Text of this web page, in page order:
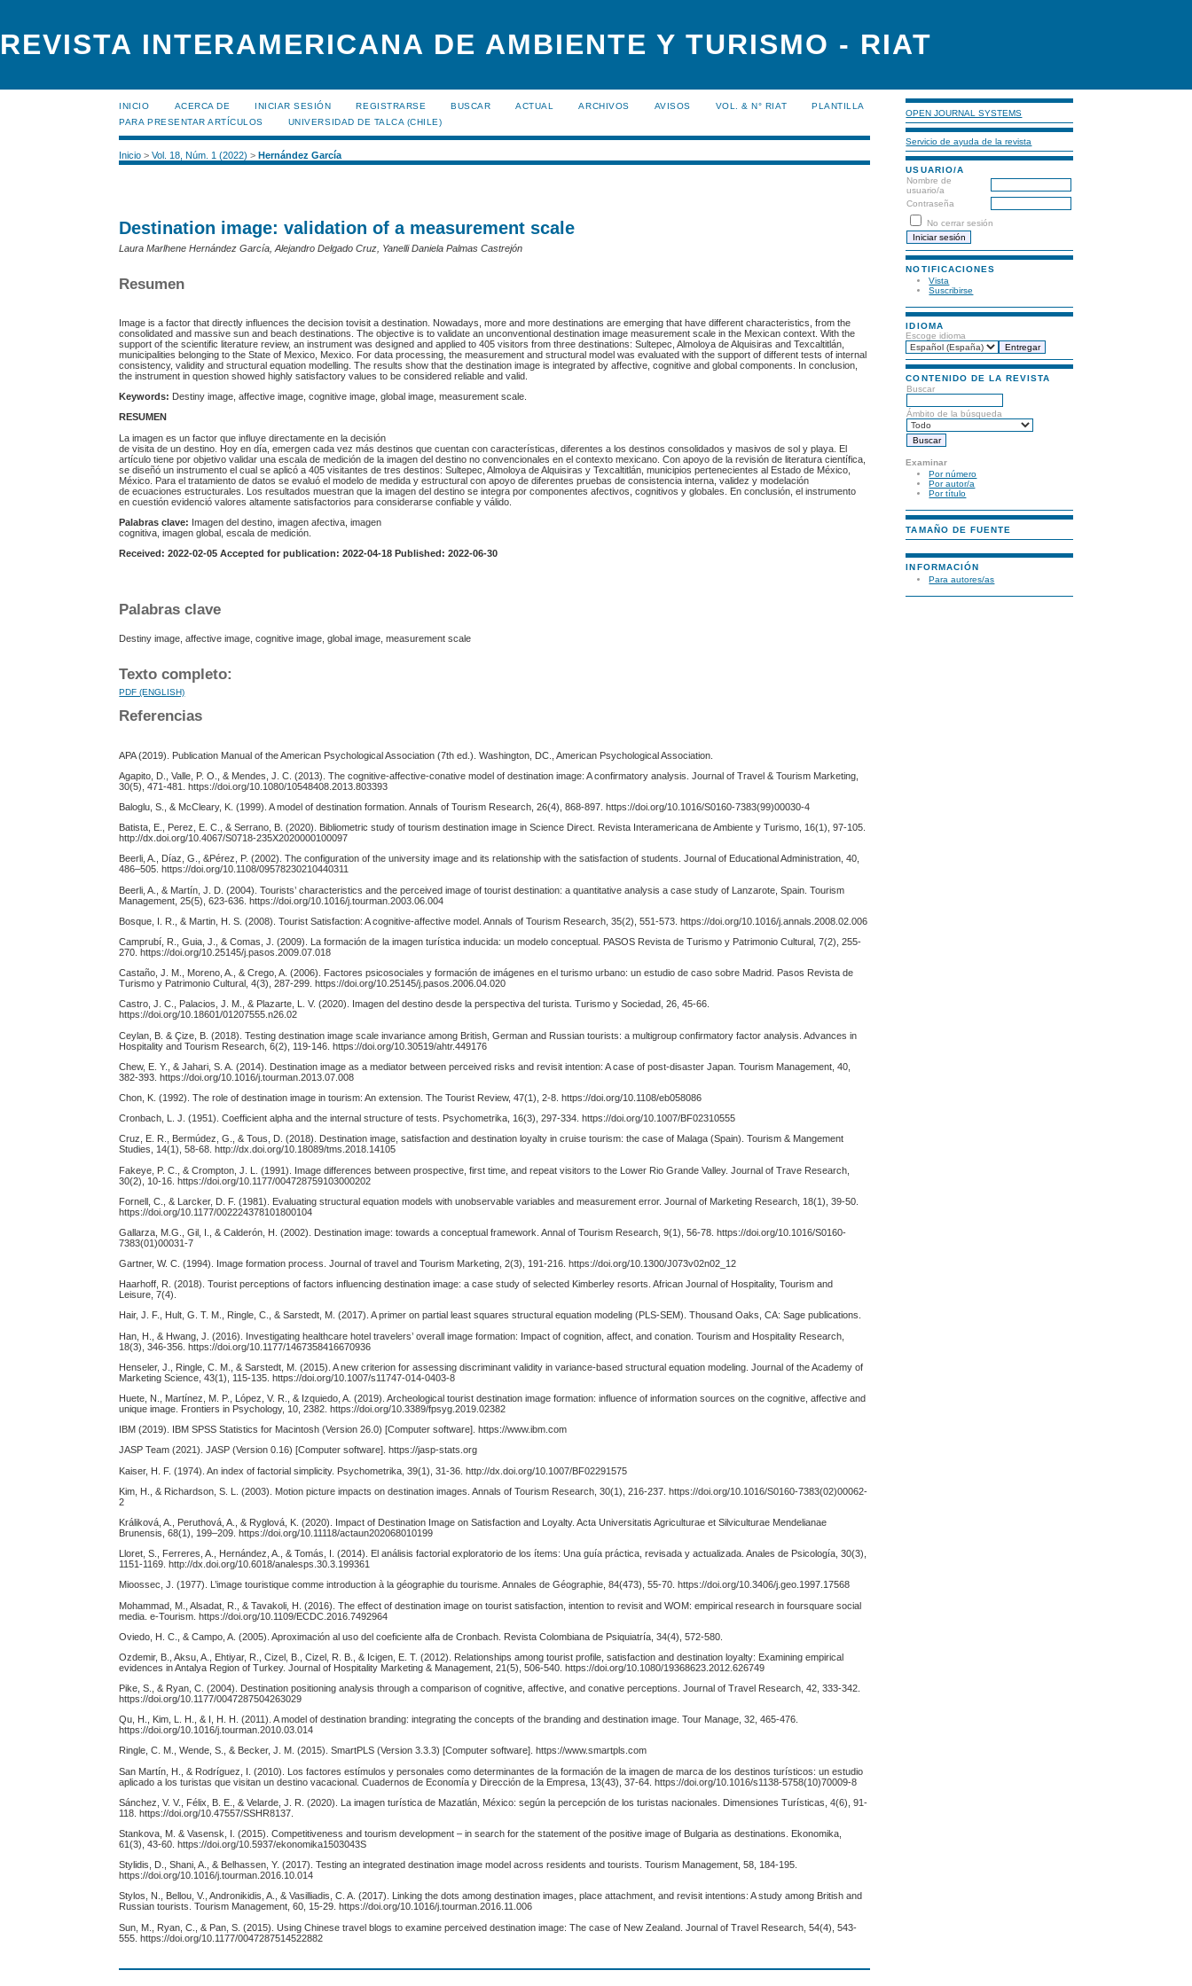
REVISTA INTERAMERICANA DE AMBIENTE Y TURISMO - RIAT
OPEN JOURNAL SYSTEMS
Servicio de ayuda de la revista
USUARIO/A
Nombre de
usuario/a
Contraseña
No cerrar sesión
NOTIFICACIONES
Vista
Suscribirse
IDIOMA
Escoge idioma
CONTENIDO DE LA REVISTA
Buscar
Ámbito de la búsqueda
Examinar
Por número
Por autor/a
Por título
TAMAÑO DE FUENTE
INFORMACIÓN
Para autores/as
INICIO ACERCA DE INICIAR SESIÓN REGISTRARSE BUSCAR ACTUAL ARCHIVOS AVISOS VOL. & N° RIAT
PLANTILLA
PARA PRESENTAR ARTÍCULOS
UNIVERSIDAD DE TALCA (CHILE)
Inicio >Vol. 18, Núm. 1 (2022) >Hernández García
Destination image: validation of a measurement scale
Laura Marlhene Hernández García, Alejandro Delgado Cruz, Yanelli Daniela Palmas Castrejón
Resumen
Image is a factor that directly influences the decision tovisit a destination. Nowadays, more and more destinations are emerging that have different characteristics, from the
consolidated and massive sun and beach destinations. The objective is to validate an unconventional destination image measurement scale in the Mexican context. With the
support of the scientific literature review, an instrument was designed and applied to 405 visitors from three destinations: Sultepec, Almoloya de Alquisiras and Texcaltitlán,
municipalities belonging to the State of Mexico, Mexico. For data processing, the measurement and structural model was evaluated with the support of different tests of internal
consistency, validity and structural equation modelling. The results show that the destination image is integrated by affective, cognitive and global components. In conclusion,
the instrument in question showed highly satisfactory values to be considered reliable and valid.
Keywords: Destiny image, affective image, cognitive image, global image, measurement scale.
RESUMEN
La imagen es un factor que influye directamente en la decisión
de visita de un destino. Hoy en día, emergen cada vez más destinos que cuentan con características, diferentes a los destinos consolidados y masivos de sol y playa. El
artículo tiene por objetivo validar una escala de medición de la imagen del destino no convencionales en el contexto mexicano. Con apoyo de la revisión de literatura científica,
se diseñó un instrumento el cual se aplicó a 405 visitantes de tres destinos: Sultepec, Almoloya de Alquisiras y Texcaltitlán, municipios pertenecientes al Estado de México,
México. Para el tratamiento de datos se evaluó el modelo de medida y estructural con apoyo de diferentes pruebas de consistencia interna, validez y modelación
de ecuaciones estructurales. Los resultados muestran que la imagen del destino se integra por componentes afectivos, cognitivos y globales. En conclusión, el instrumento
en cuestión evidenció valores altamente satisfactorios para considerarse confiable y válido.
Palabras clave: Imagen del destino, imagen afectiva, imagen
cognitiva, imagen global, escala de medición.
Received: 2022-02-05 Accepted for publication: 2022-04-18 Published: 2022-06-30
Palabras clave
Destiny image, affective image, cognitive image, global image, measurement scale
Texto completo:
PDF (ENGLISH)
Referencias
APA (2019). Publication Manual of the American Psychological Association (7th ed.). Washington, DC., American Psychological Association.
Agapito, D., Valle, P. O., & Mendes, J. C. (2013). The cognitive-affective-conative model of destination image: A confirmatory analysis. Journal of Travel & Tourism Marketing,
30(5), 471-481. https://doi.org/10.1080/10548408.2013.803393
Baloglu, S., & McCleary, K. (1999). A model of destination formation. Annals of Tourism Research, 26(4), 868-897. https://doi.org/10.1016/S0160-7383(99)00030-4
Batista, E., Perez, E. C., & Serrano, B. (2020). Bibliometric study of tourism destination image in Science Direct. Revista Interamericana de Ambiente y Turismo, 16(1), 97-105.
http://dx.doi.org/10.4067/S0718-235X2020000100097
Beerli, A., Díaz, G., &Pérez, P. (2002). The configuration of the university image and its relationship with the satisfaction of students. Journal of Educational Administration, 40,
486–505. https://doi.org/10.1108/09578230210440311
Beerli, A., & Martín, J. D. (2004). Tourists’ characteristics and the perceived image of tourist destination: a quantitative analysis a case study of Lanzarote, Spain. Tourism
Management, 25(5), 623-636. https://doi.org/10.1016/j.tourman.2003.06.004
Bosque, I. R., & Martin, H. S. (2008). Tourist Satisfaction: A cognitive-affective model. Annals of Tourism Research, 35(2), 551-573. https://doi.org/10.1016/j.annals.2008.02.006
Camprubí, R., Guia, J., & Comas, J. (2009). La formación de la imagen turística inducida: un modelo conceptual. PASOS Revista de Turismo y Patrimonio Cultural, 7(2), 255-
270. https://doi.org/10.25145/j.pasos.2009.07.018
Castaño, J. M., Moreno, A., & Crego, A. (2006). Factores psicosociales y formación de imágenes en el turismo urbano: un estudio de caso sobre Madrid. Pasos Revista de
Turismo y Patrimonio Cultural, 4(3), 287-299. https://doi.org/10.25145/j.pasos.2006.04.020
Castro, J. C., Palacios, J. M., & Plazarte, L. V. (2020). Imagen del destino desde la perspectiva del turista. Turismo y Sociedad, 26, 45-66.
https://doi.org/10.18601/01207555.n26.02
Ceylan, B. & Çize, B. (2018). Testing destination image scale invariance among British, German and Russian tourists: a multigroup confirmatory factor analysis. Advances in
Hospitality and Tourism Research, 6(2), 119-146. https://doi.org/10.30519/ahtr.449176
Chew, E. Y., & Jahari, S. A. (2014). Destination image as a mediator between perceived risks and revisit intention: A case of post-disaster Japan. Tourism Management, 40,
382-393. https://doi.org/10.1016/j.tourman.2013.07.008
Chon, K. (1992). The role of destination image in tourism: An extension. The Tourist Review, 47(1), 2-8. https://doi.org/10.1108/eb058086
Cronbach, L. J. (1951). Coefficient alpha and the internal structure of tests. Psychometrika, 16(3), 297-334. https://doi.org/10.1007/BF02310555
Cruz, E. R., Bermúdez, G., & Tous, D. (2018). Destination image, satisfaction and destination loyalty in cruise tourism: the case of Malaga (Spain). Tourism & Mangement
Studies, 14(1), 58-68. http://dx.doi.org/10.18089/tms.2018.14105
Fakeye, P. C., & Crompton, J. L. (1991). Image differences between prospective, first time, and repeat visitors to the Lower Rio Grande Valley. Journal of Trave Research,
30(2), 10-16. https://doi.org/10.1177/004728759103000202
Fornell, C., & Larcker, D. F. (1981). Evaluating structural equation models with unobservable variables and measurement error. Journal of Marketing Research, 18(1), 39-50.
https://doi.org/10.1177/002224378101800104
Gallarza, M.G., Gil, I., & Calderón, H. (2002). Destination image: towards a conceptual framework. Annal of Tourism Research, 9(1), 56-78. https://doi.org/10.1016/S0160-
7383(01)00031-7
Gartner, W. C. (1994). Image formation process. Journal of travel and Tourism Marketing, 2(3), 191-216. https://doi.org/10.1300/J073v02n02_12
Haarhoff, R. (2018). Tourist perceptions of factors influencing destination image: a case study of selected Kimberley resorts. African Journal of Hospitality, Tourism and
Leisure, 7(4).
Hair, J. F., Hult, G. T. M., Ringle, C., & Sarstedt, M. (2017). A primer on partial least squares structural equation modeling (PLS-SEM). Thousand Oaks, CA: Sage publications.
Han, H., & Hwang, J. (2016). Investigating healthcare hotel travelers’ overall image formation: Impact of cognition, affect, and conation. Tourism and Hospitality Research,
18(3), 346-356. https://doi.org/10.1177/1467358416670936
Henseler, J., Ringle, C. M., & Sarstedt, M. (2015). A new criterion for assessing discriminant validity in variance-based structural equation modeling. Journal of the Academy of
Marketing Science, 43(1), 115-135. https://doi.org/10.1007/s11747-014-0403-8
Huete, N., Martínez, M. P., López, V. R., & Izquiedo, A. (2019). Archeological tourist destination image formation: influence of information sources on the cognitive, affective and
unique image. Frontiers in Psychology, 10, 2382. https://doi.org/10.3389/fpsyg.2019.02382
IBM (2019). IBM SPSS Statistics for Macintosh (Version 26.0) [Computer software]. https://www.ibm.com
JASP Team (2021). JASP (Version 0.16) [Computer software]. https://jasp-stats.org
Kaiser, H. F. (1974). An index of factorial simplicity. Psychometrika, 39(1), 31-36. http://dx.doi.org/10.1007/BF02291575
Kim, H., & Richardson, S. L. (2003). Motion picture impacts on destination images. Annals of Tourism Research, 30(1), 216-237. https://doi.org/10.1016/S0160-7383(02)00062-
2
Králiková, A., Peruthová, A., & Ryglová, K. (2020). Impact of Destination Image on Satisfaction and Loyalty. Acta Universitatis Agriculturae et Silviculturae Mendelianae
Brunensis, 68(1), 199–209. https://doi.org/10.11118/actaun202068010199
Lloret, S., Ferreres, A., Hernández, A., & Tomás, I. (2014). El análisis factorial exploratorio de los ítems: Una guía práctica, revisada y actualizada. Anales de Psicología, 30(3),
1151-1169. http://dx.doi.org/10.6018/analesps.30.3.199361
Mioossec, J. (1977). L’image touristique comme introduction à la géographie du tourisme. Annales de Géographie, 84(473), 55-70. https://doi.org/10.3406/j.geo.1997.17568
Mohammad, M., Alsadat, R., & Tavakoli, H. (2016). The effect of destination image on tourist satisfaction, intention to revisit and WOM: empirical research in foursquare social
media. e-Tourism. https://doi.org/10.1109/ECDC.2016.7492964
Oviedo, H. C., & Campo, A. (2005). Aproximación al uso del coeficiente alfa de Cronbach. Revista Colombiana de Psiquiatría, 34(4), 572-580.
Ozdemir, B., Aksu, A., Ehtiyar, R., Cizel, B., Cizel, R. B., & Icigen, E. T. (2012). Relationships among tourist profile, satisfaction and destination loyalty: Examining empirical
evidences in Antalya Region of Turkey. Journal of Hospitality Marketing & Management, 21(5), 506-540. https://doi.org/10.1080/19368623.2012.626749
Pike, S., & Ryan, C. (2004). Destination positioning analysis through a comparison of cognitive, affective, and conative perceptions. Journal of Travel Research, 42, 333-342.
https://doi.org/10.1177/0047287504263029
Qu, H., Kim, L. H., & I, H. H. (2011). A model of destination branding: integrating the concepts of the branding and destination image. Tour Manage, 32, 465-476.
https://doi.org/10.1016/j.tourman.2010.03.014
Ringle, C. M., Wende, S., & Becker, J. M. (2015). SmartPLS (Version 3.3.3) [Computer software]. https://www.smartpls.com
San Martín, H., & Rodríguez, I. (2010). Los factores estímulos y personales como determinantes de la formación de la imagen de marca de los destinos turísticos: un estudio
aplicado a los turistas que visitan un destino vacacional. Cuadernos de Economía y Dirección de la Empresa, 13(43), 37-64. https://doi.org/10.1016/s1138-5758(10)70009-8
Sánchez, V. V., Félix, B. E., & Velarde, J. R. (2020). La imagen turística de Mazatlán, México: según la percepción de los turistas nacionales. Dimensiones Turísticas, 4(6), 91-
118. https://doi.org/10.47557/SSHR8137.
Stankova, M. & Vasensk, I. (2015). Competitiveness and tourism development – in search for the statement of the positive image of Bulgaria as destinations. Ekonomika,
61(3), 43-60. https://doi.org/10.5937/ekonomika1503043S
Stylidis, D., Shani, A., & Belhassen, Y. (2017). Testing an integrated destination image model across residents and tourists. Tourism Management, 58, 184-195.
https://doi.org/10.1016/j.tourman.2016.10.014
Stylos, N., Bellou, V., Andronikidis, A., & Vasilliadis, C. A. (2017). Linking the dots among destination images, place attachment, and revisit intentions: A study among British and
Russian tourists. Tourism Management, 60, 15-29. https://doi.org/10.1016/j.tourman.2016.11.006
Sun, M., Ryan, C., & Pan, S. (2015). Using Chinese travel blogs to examine perceived destination image: The case of New Zealand. Journal of Travel Research, 54(4), 543-
555. https://doi.org/10.1177/0047287514522882